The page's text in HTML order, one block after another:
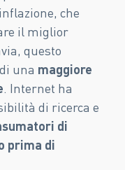
che
il miglior
questo
una maggiore
. Internet ha
di ricerca e
di
prima di